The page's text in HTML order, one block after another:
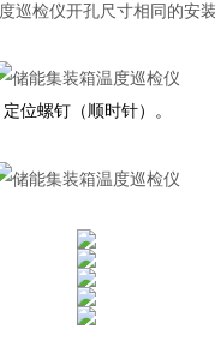
巡检仪开孔尺寸相同的安
位螺钉（顺时针）。